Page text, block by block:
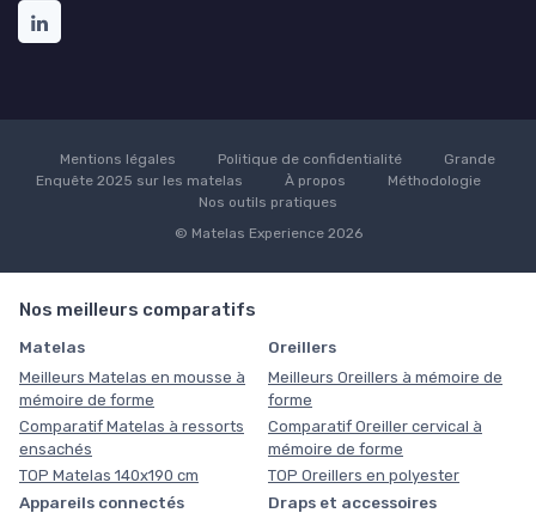
Mentions légales Politique de confidentialité
Grande
Enquête 2025 sur les matelas
À propos
Méthodologie
Nos outils pratiques
© Matelas Experience 2026
Nos meilleurs comparatifs
Matelas
Meilleurs Matelas en mousse à
mémoire de forme
Comparatif Matelas à ressorts
ensachés
TOP Matelas 140x190 cm
Oreillers
Meilleurs Oreillers à mémoire de
forme
Comparatif Oreiller cervical à
mémoire de forme
TOP Oreillers en polyester
Appareils connectés Draps et accessoires